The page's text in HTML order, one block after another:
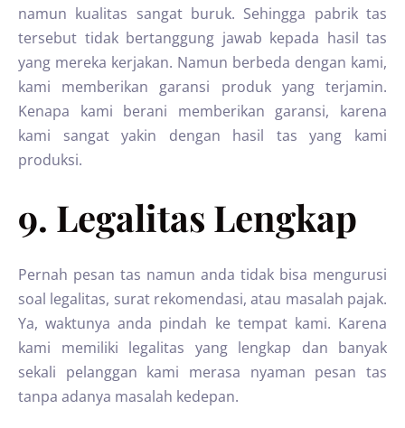
namun kualitas sangat buruk. Sehingga pabrik tas
tersebut tidak bertanggung jawab kepada hasil tas
yang mereka kerjakan. Namun berbeda dengan kami,
kami memberikan garansi produk yang terjamin.
Kenapa kami berani memberikan garansi, karena
kami sangat yakin dengan hasil tas yang kami
produksi.
9. Legalitas Lengkap
Pernah pesan tas namun anda tidak bisa mengurusi
soal legalitas, surat rekomendasi, atau masalah pajak.
Ya, waktunya anda pindah ke tempat kami. Karena
kami memiliki legalitas yang lengkap dan banyak
sekali pelanggan kami merasa nyaman pesan tas
tanpa adanya masalah kedepan.